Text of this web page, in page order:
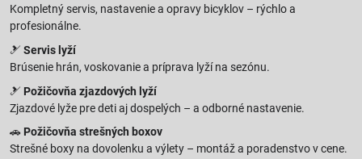
Kompletný servis, nastavenie a opravy bicyklov – rýchlo a
profesionálne.
🎿 Servis lyží
Brúsenie hrán, voskovanie a príprava lyží na sezónu.
🎿 Požičovňa zjazdových lyží
Zjazdové lyže pre deti aj dospelých – a odborné nastavenie.
🚗 Požičovňa strešných boxov
Strešné boxy na dovolenku a výlety – montáž a poradenstvo v cene.